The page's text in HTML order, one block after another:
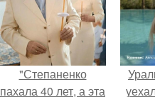
"Степаненко
пахала 40 лет, а эта